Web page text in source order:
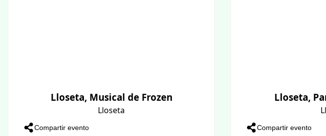
Lloseta, Musical de Frozen
Lloseta
Compartir evento
Lloseta,
Compartir evento